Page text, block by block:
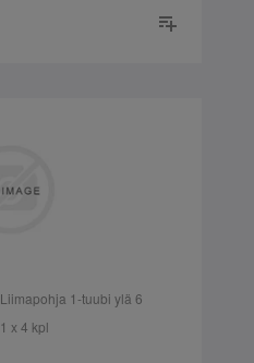
1-tuubi ylä 6
x 4 kpl